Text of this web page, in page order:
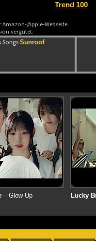
Trend 100
Apple-Webseite.
vergütet.
Songs Sunroof:
– Glow Up Lucky